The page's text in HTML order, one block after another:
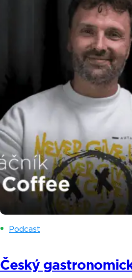
https://youtu.be/
přežila cigarety Impuls k
Podcast
Český